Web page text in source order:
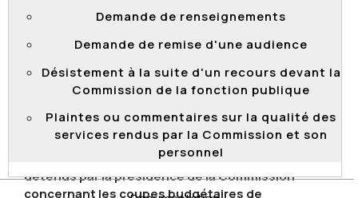
Demande de renseignements
Demande de remise d'une audience
Désistement à la suite d'un recours devant la
Commission de la fonction publique
Plaintes ou commentaires sur la qualité des
services rendus par la Commission et son
personnel
Document
Document
Objet de la demande : Tous les documents
détenus par la présidence de la Commission
concernant les coupes budgétaires de